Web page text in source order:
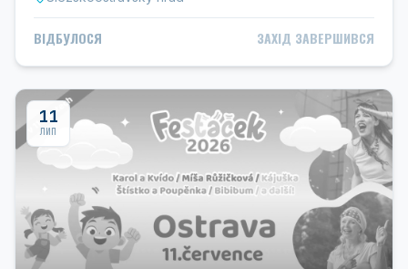
ВІДБУЛОСЯ ЗАХІД ЗАВЕРШИВСЯ
11
ЛИП